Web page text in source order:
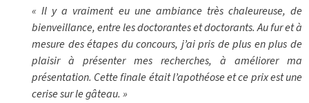
« Il y a vraiment eu une ambiance très chaleureuse, de
bienveillance, entre les doctorantes et doctorants. Au fur et à
mesure des étapes du concours, j’ai pris de plus en plus de
plaisir à présenter mes recherches, à améliorer ma
présentation. Cette finale était l’apothéose et ce prix est une
cerise sur le gâteau. »